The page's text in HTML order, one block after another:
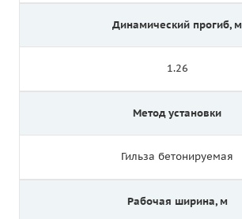
Динамический прогиб, м
1.26
Метод установки
Гильза бетонируемая
Рабочая ширина, м